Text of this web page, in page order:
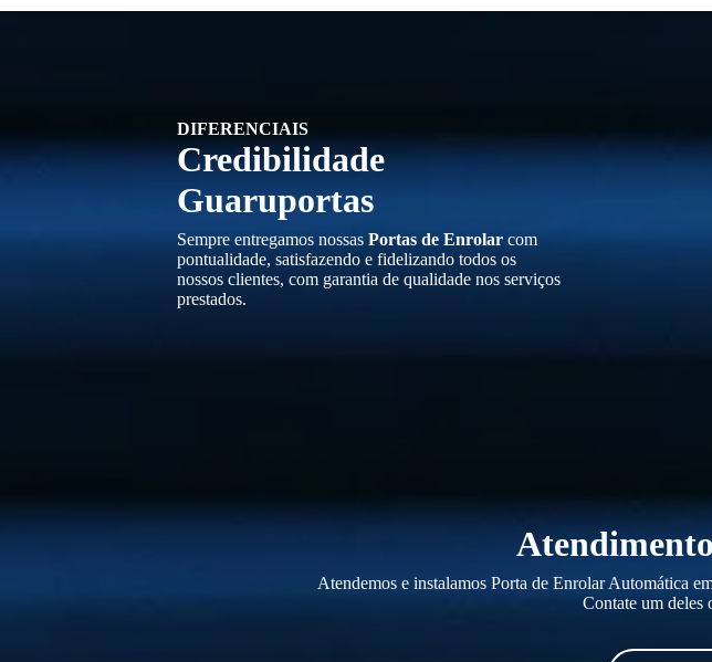
DIFERENCIAIS
Credibilidade
Guaruportas
Sempre entregamos nossas Portas de Enrolar com
pontualidade, satisfazendo e fidelizando todos os
nossos clientes, com garantia de qualidade nos serviços
prestados.
Atendemos e instalamos Porta de Enrolar Automática
Contate um deles